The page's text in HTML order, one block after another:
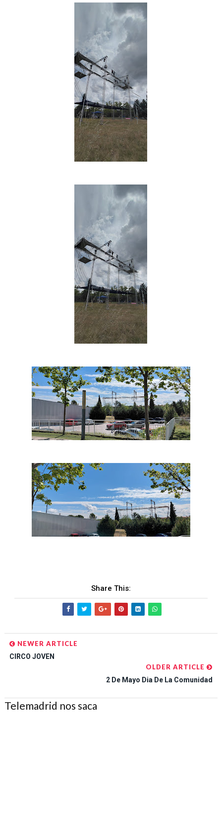
Share This:
NEWER ARTICLE
CIRCO JOVEN
OLDER ARTICLE
2 De Mayo Dia De La Comunidad
Telemadrid nos saca